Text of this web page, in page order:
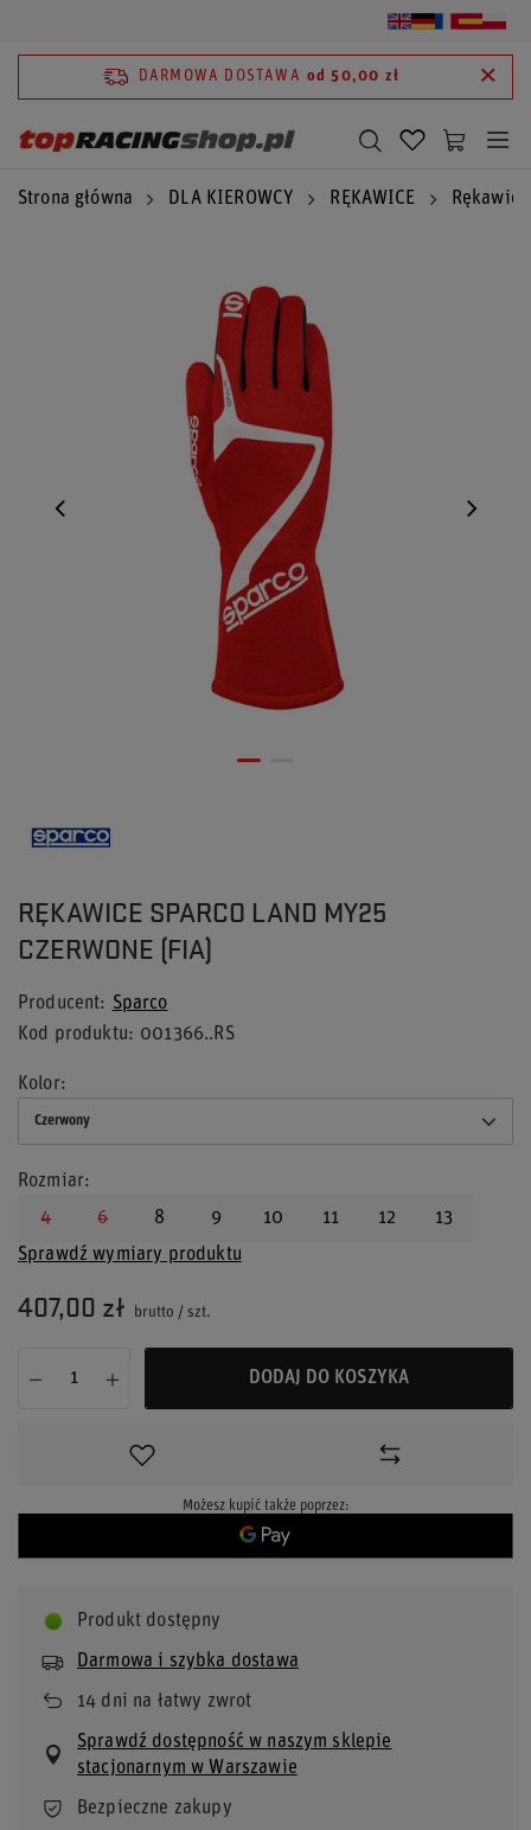
DARMOWA DOSTAWA od 50,00 zł
Strona główna DLA KIEROWCY RĘKAWICE
RĘKAWICE SPARCO LAND MY25
CZERWONE (FIA)
Producent
Sparco
Kod produktu
001366..RS
Kolor
Czerwony
Rozmiar
4
6 8 9 10 11 12
13
Sprawdź wymiary produktu
407,00 zł brutto / szt.
DODAJ DO KOSZYKA
Możesz kupić także poprzez:
Produkt dostępny
Darmowa i szybka dostawa
14 dni na łatwy zwrot
Sprawdź dostępność w naszym sklepie
stacjonarnym w Warszawie
Bezpieczne zakupy